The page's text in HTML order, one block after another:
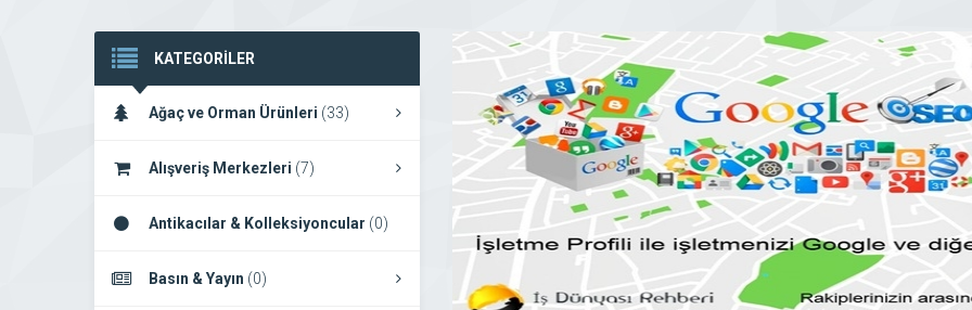
KATEGORİLER
Ağaç ve Orman Ürünleri (33)
Alışveriş Merkezleri (7)
Antikacılar & Kolleksiyoncular (0)
Basın & Yayın (0)